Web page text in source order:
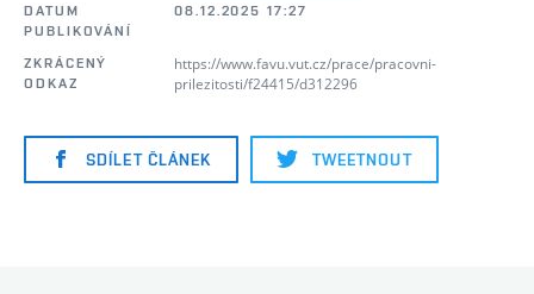
DATUM
PUBLIKOVÁNÍ
08.12.2025 17:27
ZKRÁCENÝ
ODKAZ
https://www.favu.vut.cz/prace/pracovni-
prilezitosti/f24415/d312296
SDÍLET ČLÁNEK TWEETNOUT